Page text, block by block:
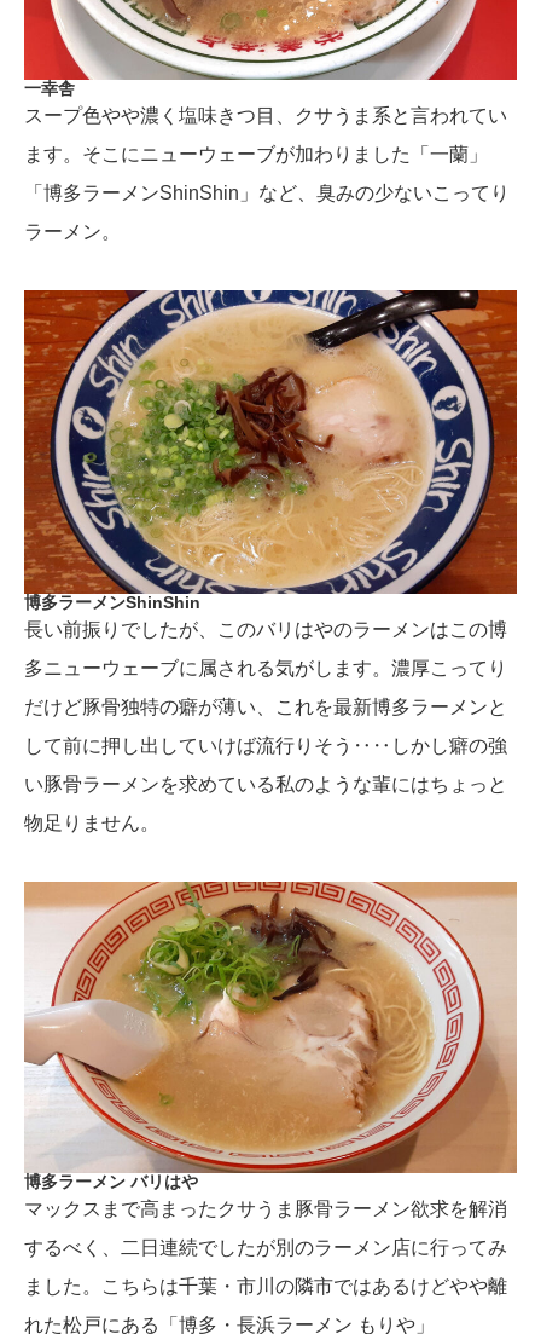
一幸舎
スープ色やや濃く塩味きつ目、クサうま系と言われてい
ます。そこにニューウェーブが加わりました「一蘭」
「博多ラーメンShinShin」など、臭みの少ないこってり
ラーメン。
博多ラーメンShinShin
長い前振りでしたが、このバリはやのラーメンはこの博
多ニューウェーブに属される気がします。濃厚こってり
だけど豚骨独特の癖が薄い、これを最新博多ラーメンと
して前に押し出していけば流行りそう‥‥しかし癖の強
い豚骨ラーメンを求めている私のような輩にはちょっと
物足りません。
博多ラーメン バリはや
マックスまで高まったクサうま豚骨ラーメン欲求を解消
するべく、二日連続でしたが別のラーメン店に行ってみ
ました。こちらは千葉・市川の隣市ではあるけどやや離
れた松戸にある「博多・長浜ラーメン もりや」